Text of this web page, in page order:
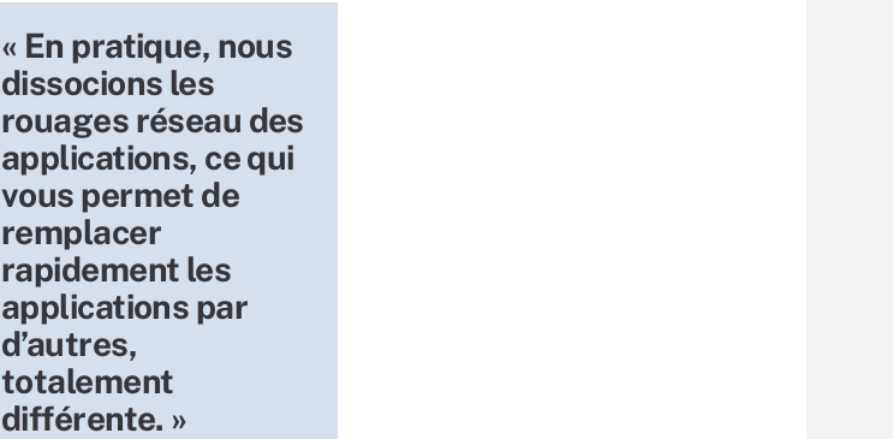
« En pratique, nous
dissocions les
rouages réseau des
applications, ce qui
vous permet de
remplacer
rapidement les
applications par
d’autres,
totalement
différente. »